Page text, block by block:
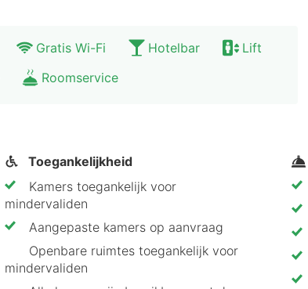
Gratis Wi-Fi Hotelbar
Lift
Roomservice
Toegankelijkheid
mindervaliden
Aangepaste kamers op aanvraag
mindervaliden